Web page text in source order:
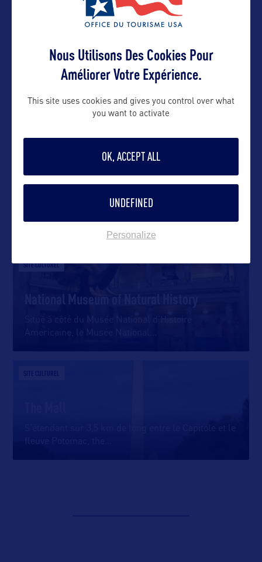
VOIR LE SITE
DANS LA MÊME CATEGORIE
Chambre des Représentants, le…
SITE CULTUREL
National Museum of Natural History
Situé à côté du Musée National d’Histoire
Américaine, le Musée National
SITE CULTUREL
Nous Utilisons Des Cookies Pour
Améliorer Votre Expérience.
This site uses cookies and gives you control over what
you want to activate
OK, ACCEPT ALL
UNDEFINED
Personalize